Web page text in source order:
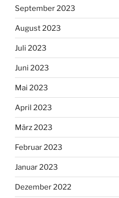
September 2023
August 2023
Juli 2023
Juni 2023
Mai 2023
April 2023
März 2023
Februar 2023
Januar 2023
Dezember 2022